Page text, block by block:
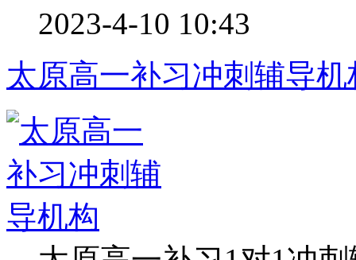
2023-4-10 10:43
太原高一补习冲刺辅导机